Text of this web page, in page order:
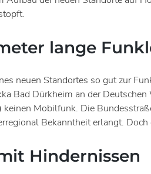
lange
neuen Standortes so gut zur
Bad Dürkheim an der
keinen Mobilfunk. Die
Bekanntheit erlangt.
Hindernissen